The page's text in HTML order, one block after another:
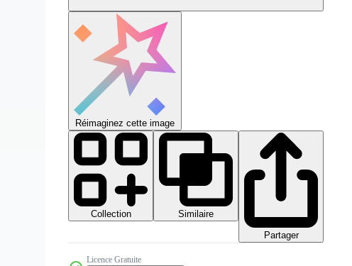
Réimaginez cette image
Collection
Similaire
Partager
Licence Gratuite